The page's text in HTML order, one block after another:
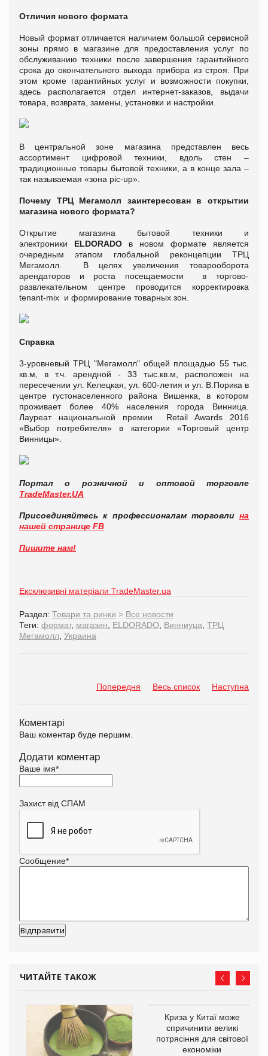
Отличия нового формата
Новый формат отличается наличием большой сервисной
зоны прямо в магазине для предоставления услуг по
обслуживанию техники после завершения гарантийного
срока до окончательного выхода прибора из строя. При
этом кроме гарантийных услуг и возможности покупки,
здесь располагается отдел интернет-заказов, выдачи
товара, возврата, замены, установки и настройки.
В центральной зоне магазина представлен весь
ассортимент цифровой техники, вдоль стен –
традиционные товары бытовой техники, а в конце зала –
так называемая «зона pic-up».
Почему ТРЦ Мегамолл заинтересован в открытии
магазина нового формата?
Открытие магазина бытовой техники и
электроники ELDORADO в новом формате является
очередным этапом глобальной реконцепции ТРЦ
Мегамолл. В целях увеличения товарооборота
арендаторов и роста посещаемости в торгово-
развлекательном центре проводится корректировка
tenant-mix и формирование товарных зон.
Справка
3-уровневый ТРЦ "Мегамолл" общей площадью 55 тыс.
кв.м, в т.ч. арендной - 33 тыс.кв.м, расположен на
пересечении ул. Келецкая, ул. 600-летия и ул. В.Порика в
центре густонаселенного района Вишенка, в котором
проживает более 40% населения города Винница.
Лауреат национальной премии Retail Awards 2016
«Выбор потребителя» в категории «Торговый центр
Винницы».
Портал о розничной и оптовой торговле
TradeMaster.UA
Присоединяйтесь к профессионалам торговли на
нашей странице FB
Пишите нам!
Ексклюзивні матеріали TradeMaster.ua
Раздел: Товари та ринки > Все новости
Теги: формат, магазин ELDORADO Винниуца ТРЦ
Мегамолл Украина
Попередня Весь список Наступна
Коментарі
Ваш коментар буде першим.
Додати коментар
Ваше імя*
Захист від СПАМ
Сообщение*
ЧИТАЙТЕ ТАКОЖ
Криза у Китаї може
спричинити великі
потрясіння для світової
економіки